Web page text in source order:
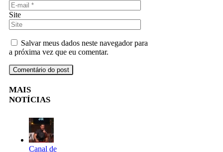
Site
Salvar meus dados neste navegador para
a próxima vez que eu comentar.
MAIS
NOTÍCIAS
Canal de